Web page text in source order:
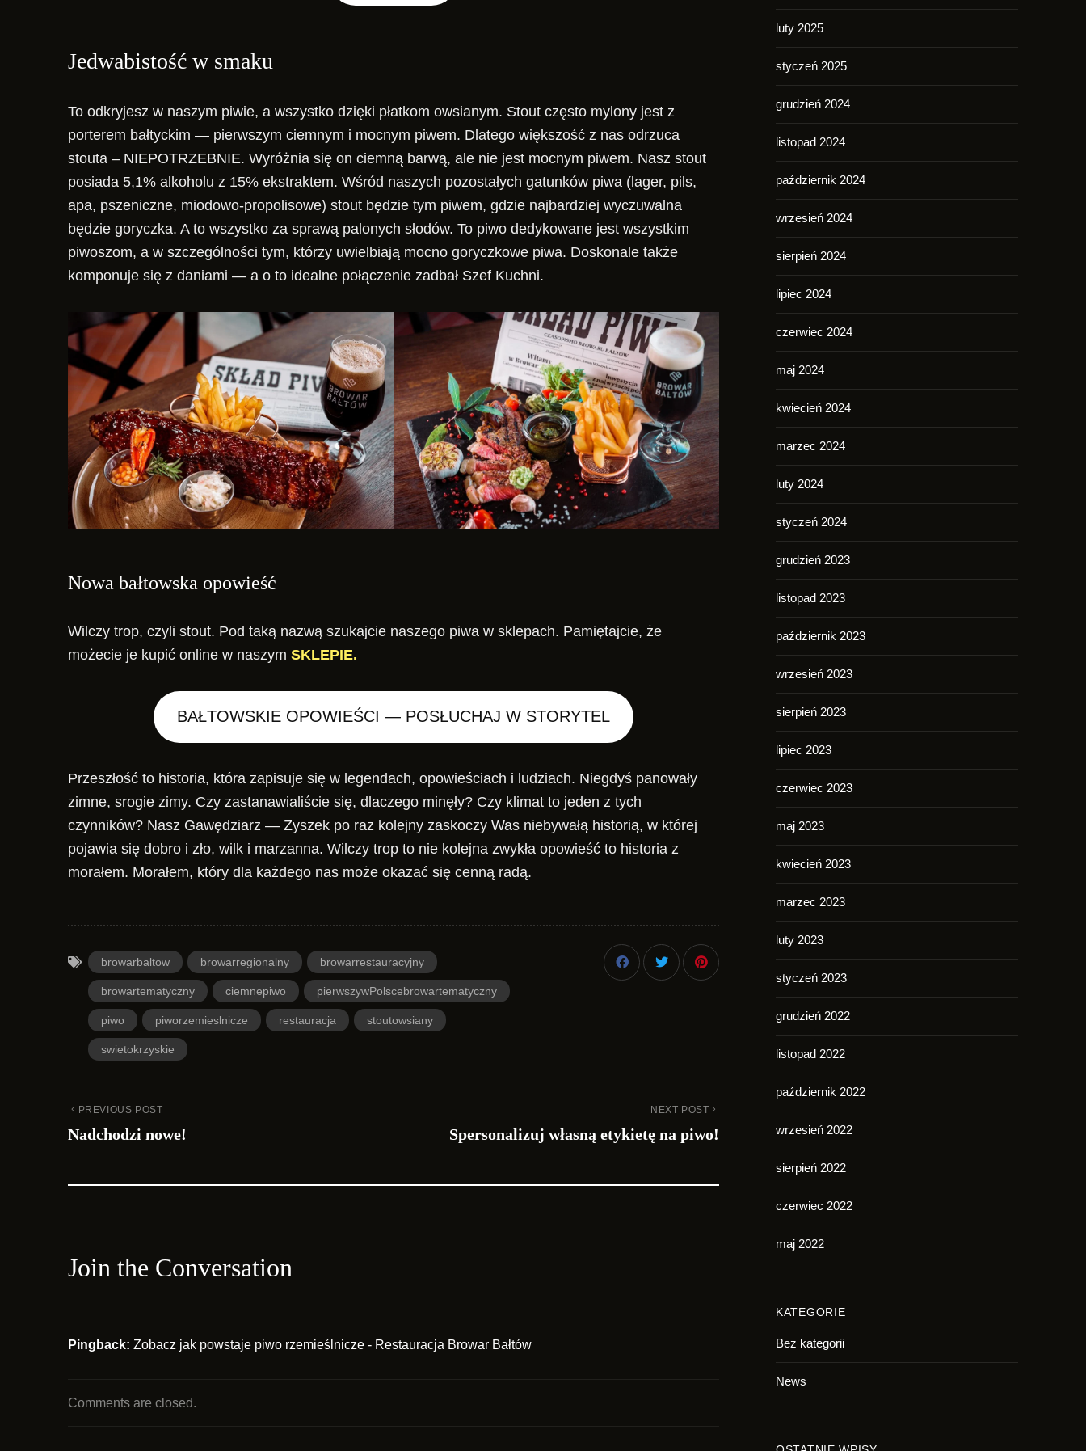
Jedwabistość w smaku
To odkryjesz w naszym piwie, a wszystko dzięki płatkom owsianym. Stout często mylony jest z
porterem bałtyckim — pierwszym ciemnym i mocnym piwem. Dlatego większość z nas odrzuca
stouta – NIEPOTRZEBNIE. Wyróżnia się on ciemną barwą, ale nie jest mocnym piwem. Nasz stout
posiada 5,1% alkoholu z 15% ekstraktem. Wśród naszych pozostałych gatunków piwa (lager, pils,
apa, pszeniczne, miodowo-propolisowe) stout będzie tym piwem, gdzie najbardziej wyczuwalna
będzie goryczka. A to wszystko za sprawą palonych słodów. To piwo dedykowane jest wszystkim
piwoszom, a w szczególności tym, którzy uwielbiają mocno goryczkowe piwa. Doskonale także
komponuje się z daniami — a o to idealne połączenie zadbał Szef Kuchni.
Nowa bałtowska opowieść
Wilczy trop, czyli stout. Pod taką nazwą szukajcie naszego piwa w sklepach. Pamiętajcie, że
możecie je kupić online w naszym SKLEPIE.
BAŁTOWSKIE OPOWIEŚCI — POSŁUCHAJ W STORYTEL
Przeszłość to historia, która zapisuje się w legendach, opowieściach i ludziach. Niegdyś panowały
zimne, srogie zimy. Czy zastanawialiście się, dlaczego minęły? Czy klimat to jeden z tych
czynników? Nasz Gawędziarz — Zyszek po raz kolejny zaskoczy Was niebywałą historią, w której
pojawia się dobro i zło, wilk i marzanna. Wilczy trop to nie kolejna zwykła opowieść to historia z
morałem. Morałem, który dla każdego nas może okazać się cenną radą.
browarbaltow browarregionalny browarrestauracyjny
browartematyczny ciemnepiwo pierwszywPolscebrowartematyczny
piwo piworzemieslnicze restauracja stoutowsiany
swietokrzyskie
PREVIOUS POST
Nadchodzi nowe!
NEXT POST
Spersonalizuj własną etykietę na piwo!
Join the Conversation
Pingback: Zobacz jak powstaje piwo rzemieślnicze - Restauracja Browar Bałtów
Comments are closed.
luty 2025
styczeń 2025
grudzień 2024
listopad 2024
październik 2024
wrzesień 2024
sierpień 2024
lipiec 2024
czerwiec 2024
maj 2024
kwiecień 2024
marzec 2024
luty 2024
styczeń 2024
grudzień 2023
listopad 2023
październik 2023
wrzesień 2023
sierpień 2023
lipiec 2023
czerwiec 2023
maj 2023
kwiecień 2023
marzec 2023
luty 2023
styczeń 2023
grudzień 2022
listopad 2022
październik 2022
wrzesień 2022
sierpień 2022
czerwiec 2022
maj 2022
KATEGORIE
Bez kategorii
News